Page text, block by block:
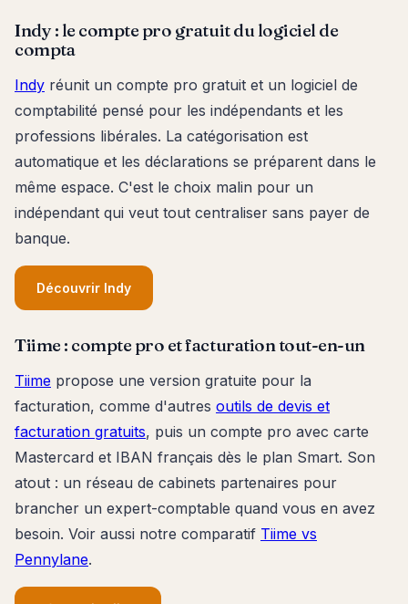
Indy : le compte pro gratuit du logiciel de
compta
Indy réunit un compte pro gratuit et un logiciel de
comptabilité pensé pour les indépendants et les
professions libérales. La catégorisation est
automatique et les déclarations se préparent dans le
même espace. C'est le choix malin pour un
indépendant qui veut tout centraliser sans payer de
banque.
Découvrir Indy
Tiime : compte pro et facturation tout-en-un
Tiime propose une version gratuite pour la
facturation, comme d'autres outils de devis et
facturation gratuits, puis un compte pro avec carte
Mastercard et IBAN français dès le plan Smart. Son
atout : un réseau de cabinets partenaires pour
brancher un expert-comptable quand vous en avez
besoin. Voir aussi notre comparatif Tiime vs
Pennylane.